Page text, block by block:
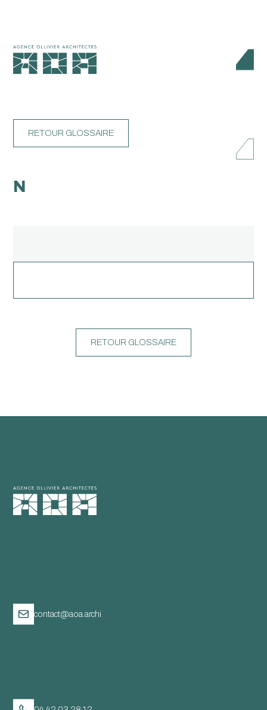
RETOUR GLOSSAIRE
N
RETOUR GLOSSAIRE
contact@aoa.archi